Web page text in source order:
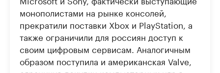
монополистами на рынке консолей,
прекратили поставки Xbox и PlayStation, а
также ограничили для россиян доступ к
своим цифровым сервисам. Аналогичным
образом поступила и американская Valve,